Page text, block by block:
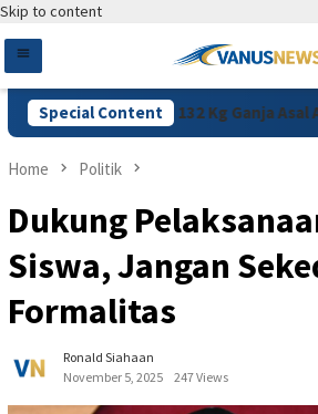
Skip to content
Special Content
Jakpus Ungkap 132 Kg Ganja Asal Aceh
Home Politik
Dukung
Siswa, Jangan
Formalitas
Ronald Siahaan
November 5, 2025
247 Views